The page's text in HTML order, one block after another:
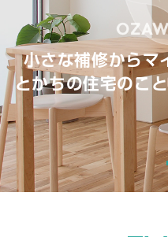
小さな補修からマ
とかちの住宅のこ